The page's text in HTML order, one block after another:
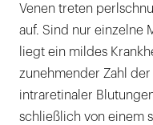
Venen treten
auf. Sind nur einzelne
liegt ein mildes
zunehmender Zahl
intraretinaler
schließlich von einem